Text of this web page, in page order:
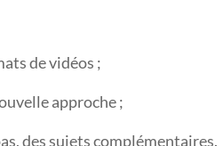
de vidéos ;
approche ;
des sujets complémentaires.